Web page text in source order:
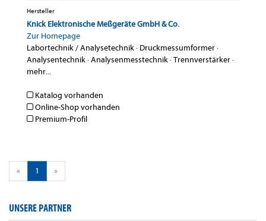
Hersteller
Knick Elektronische Meßgeräte GmbH & Co.
Zur Homepage
Labortechnik / Analysetechnik· Druckmessumformer·
Analysentechnik·Analysenmesstechnik·Trennverstärker·
mehr...
Katalog vorhanden
Online-Shop vorhanden
Premium-Profil
« 1 »
UNSERE PARTNER